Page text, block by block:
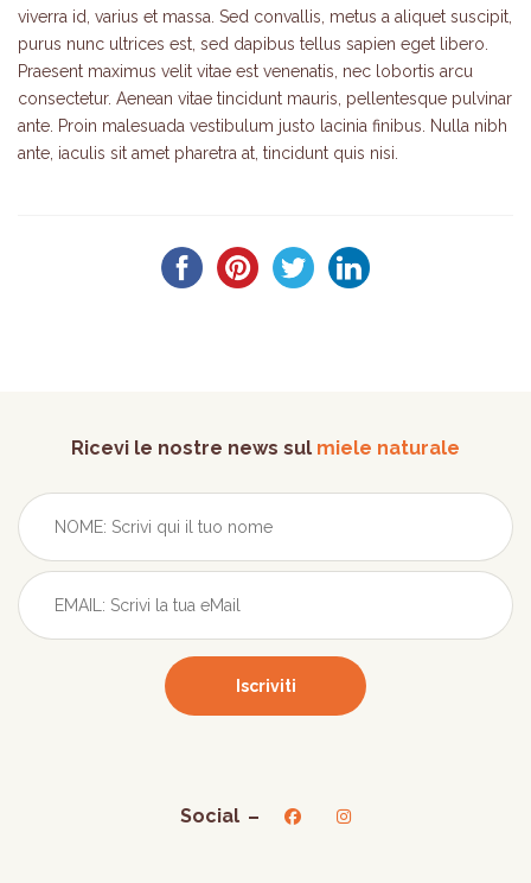
viverra id, varius et massa. Sed convallis, metus a aliquet suscipit,
purus nunc ultrices est, sed dapibus tellus sapien eget libero.
Praesent maximus velit vitae est venenatis, nec lobortis arcu
consectetur. Aenean vitae tincidunt mauris, pellentesque pulvinar
ante. Proin malesuada vestibulum justo lacinia finibus. Nulla nibh
ante, iaculis sit amet pharetra at, tincidunt quis nisi.
Ricevi le nostre news sul miele naturale
Social